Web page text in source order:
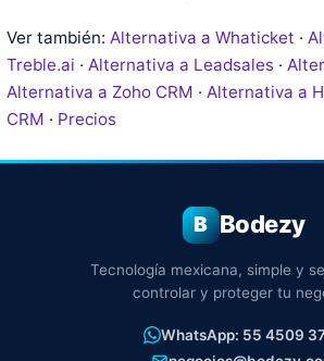
Ver también: Alternativa a Whaticket ·
Treble.ai · Alternativa a Leadsales ·
Alternativa a Zoho CRM · Alternativa a
CRM · Precios
B Bodezy
Tecnología mexicana, simple y
controlar y proteger tu
WhatsApp: 55 4509